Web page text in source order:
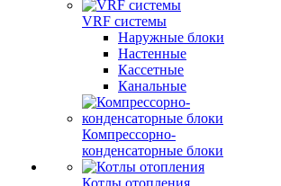
VRF системы
Наружные блоки
Настенные
Кассетные
Канальные
Компрессорно-
конденсаторные блоки
Котлы отопления